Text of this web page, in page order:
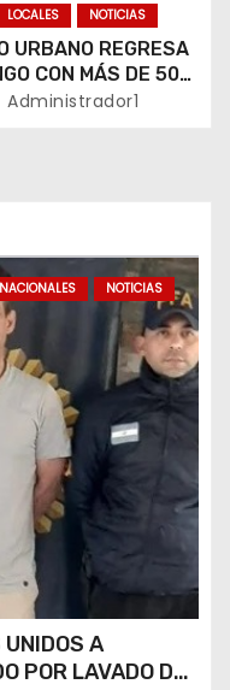
LOCALES NOTICIAS
URBANO REGRESA
CON MÁS DE 50
LOCALES
Administrador1
NACIONALES NOTICIAS
UNIDOS A
POR LAVADO DE